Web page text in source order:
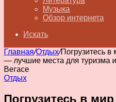
Музыка
Обзор интернета
Искать
Главная/Отдых/Погрузитесь в
— лучшие места для туризма
Вегасе
Отдых
Погрузитесь в